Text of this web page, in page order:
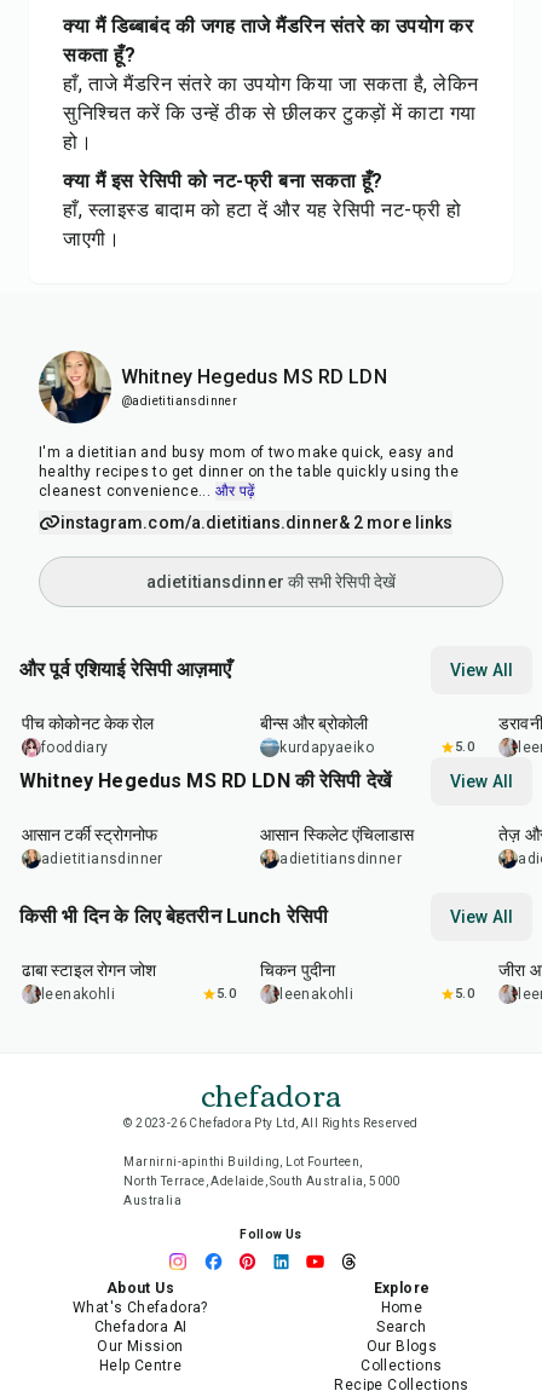
क्या मैं डिब्बाबंद की जगह ताजे मैंडरिन संतरे का उपयोग कर
सकता हूँ?
हाँ, ताजे मैंडरिन संतरे का उपयोग किया जा सकता है, लेकिन
सुनिश्चित करें कि उन्हें ठीक से छीलकर टुकड़ों में काटा गया
हो।
क्या मैं इस रेसिपी को नट-फ्री बना सकता हूँ?
हाँ, स्लाइस्ड बादाम को हटा दें और यह रेसिपी नट-फ्री हो
जाएगी।
Whitney Hegedus MS RD LDN
@adietitiansdinner
I'm a dietitian and busy mom of two make quick, easy and
healthy recipes to get dinner on the table quickly using the
cleanest convenience... और पढ़ें
instagram.com/a.dietitians.dinner& 2 more links
adietitiansdinner की सभी रेसिपी देखें
और पूर्व एशियाई रेसिपी आज़माएँ View All
1 hr15 min
पीच कोकोनट केक रोल
fooddiary
बीन्स और ब्रोकोली
kurdapyaeiko 5.0
Whitney Hegedus MS RD LDN की रेसिपी देखें View All
आसान टर्की स्ट्रोगनोफ
adietitiansdinner
आसान स्किलेट एंचिलाडास
adietitiansdinner
तेज़
किसी भी दिन के लिए बेहतरीन Lunch रेसिपी View All
1 min
ढाबा स्टाइल रोगन जोश
leenakohli 5.0
hr 15
चिकन पुदीना
leenakohli 5.0
जीरा
chefadora
© 2023-26 Chefadora Pty Ltd, All Rights Reserved
Marnirni-apinthi Building, Lot Fourteen,
North Terrace, Adelaide, South Australia, 5000
Australia
Follow Us
About Us
What's Chefadora?
Chefadora AI
Our Mission
Help Centre
Explore
Home
Search
Our Blogs
Collections
Recipe Collections